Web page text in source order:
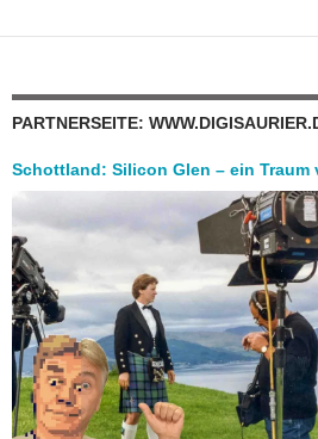
PARTNERSEITE:
Schottland: Silicon Glen – ein Traum